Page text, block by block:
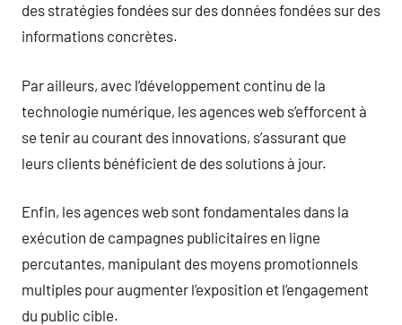
des stratégies fondées sur des données fondées sur des
informations concrètes.
Par ailleurs, avec l’développement continu de la
technologie numérique, les agences web s’efforcent à
se tenir au courant des innovations, s’assurant que
leurs clients bénéficient de des solutions à jour.
Enfin, les agences web sont fondamentales dans la
exécution de campagnes publicitaires en ligne
percutantes, manipulant des moyens promotionnels
multiples pour augmenter l’exposition et l’engagement
du public cible.